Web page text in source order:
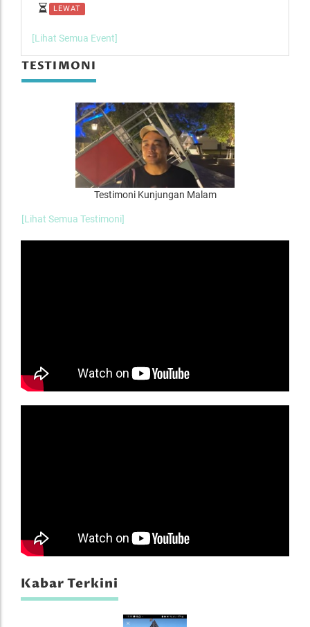
LEWAT
[Lihat Semua Event]
TESTIMONI
Testimoni Kunjungan Malam
[Lihat Semua Testimoni]
Kabar Terkini